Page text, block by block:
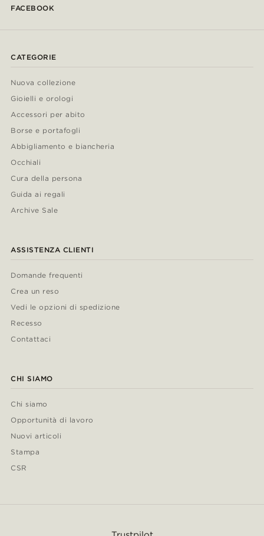
FACEBOOK
CATEGORIE
Nuova collezione
Gioielli e orologi
Accessori per abito
Borse e portafogli
Abbigliamento e biancheria
Occhiali
Cura della persona
Guida ai regali
Archive Sale
ASSISTENZA CLIENTI
Domande frequenti
Crea un reso
Vedi le opzioni di spedizione
Recesso
Contattaci
CHI SIAMO
Chi siamo
Opportunità di lavoro
Nuovi articoli
Stampa
CSR